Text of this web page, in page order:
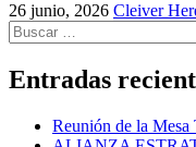
26 junio, 2026 Cleiver
Buscar:
Entradas
Reunión de la